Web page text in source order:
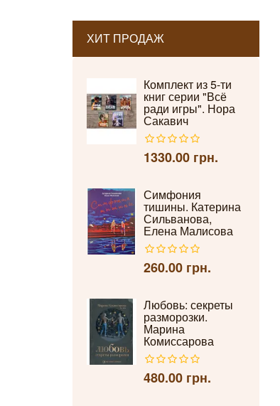
ХИТ ПРОДАЖ
Комплект из 5-ти
книг серии "Всё
ради игры". Нора
Сакавич
1330.00 грн.
Симфония
тишины. Катерина
Сильванова,
Елена Малисова
260.00 грн.
Любовь: секреты
разморозки.
Марина
Комиссарова
480.00 грн.